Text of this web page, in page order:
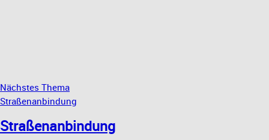
Nächstes Thema
Straßenanbindung
Straßenanbindung